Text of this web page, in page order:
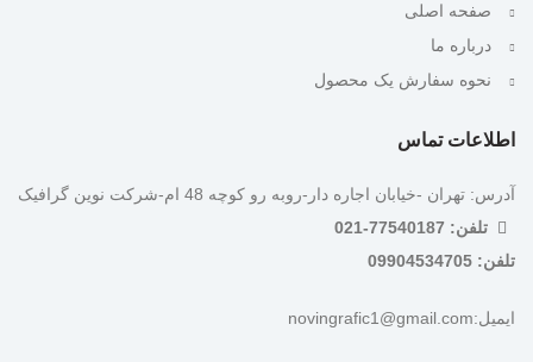
صفحه اصلی
درباره ما
نحوه سفارش یک محصول
اطلاعات تماس
آدرس: تهران -خیابان اجاره دار-روبه رو کوچه 48 ام-شرکت نوین گرافیک
تلفن: 77540187-021
تلفن: 09904534705
ایمیل:novingrafic1@gmail.com